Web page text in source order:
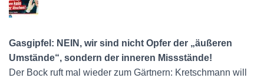
Gasgipfel: NEIN, wir sind nicht Opfer der „äußeren
Umstände“, sondern der inneren Missstände!
Der Bock ruft mal wieder zum Gärtnern: Kretschmann will